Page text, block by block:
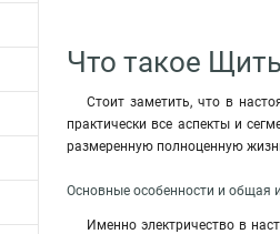
Что такое
Стоит заметить, что в
практически все аспекты и
размеренную полноценную
Основные особенности и
Именно электричество в